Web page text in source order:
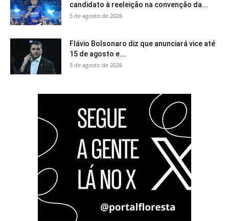
candidato à reeleição na convenção da...
5 de agosto de 2026
Flávio Bolsonaro diz que anunciará vice até
15 de agosto e...
5 de agosto de 2026